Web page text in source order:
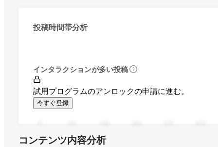
投稿時間帯分析
インタラクションが多い投稿
試用プログラムのアンロックの申請に進む。
今すぐ登録
コンテンツ内容分析